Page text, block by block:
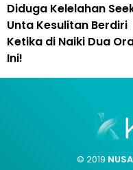
Diduga Kelelahan
Unta Kesulitan Berdiri
Ketika di Naiki Dua
Ini!
© 2019